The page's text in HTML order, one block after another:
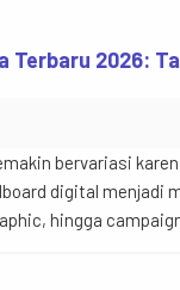
iklan
Terbaru 2026:
bervariasi
digital menjadi
hingga
[…]
Kereta
local_gas_station